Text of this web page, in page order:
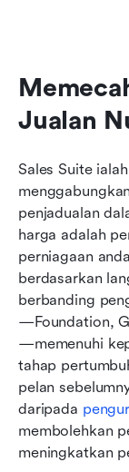
Jualan
Sales Suite
penjadualan
harga adalah
perniagaan
berdasarkan
berbanding
—Foundation,
—memenuhi
tahap
pelan
daripada
membolehkan
meningkatkan